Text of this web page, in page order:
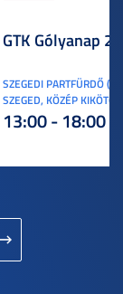
GTK Gólyanap
SZEGEDI PARTFÜRDŐ
SZEGED, KÖZÉP KIKÖTŐ
13:00 - 18:00